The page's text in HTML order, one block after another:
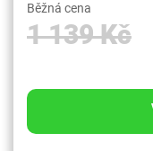
Běžná cena
1 139 Kč